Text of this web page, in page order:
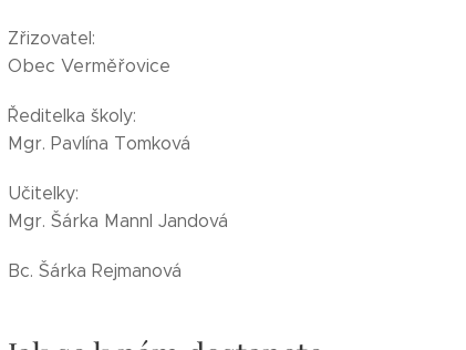
Zřizovatel:
Obec Verměřovice
Ředitelka školy:
Mgr. Pavlína Tomková
Učitelky:
Mgr. Šárka Mannl Jandová
Bc. Šárka Rejmanová